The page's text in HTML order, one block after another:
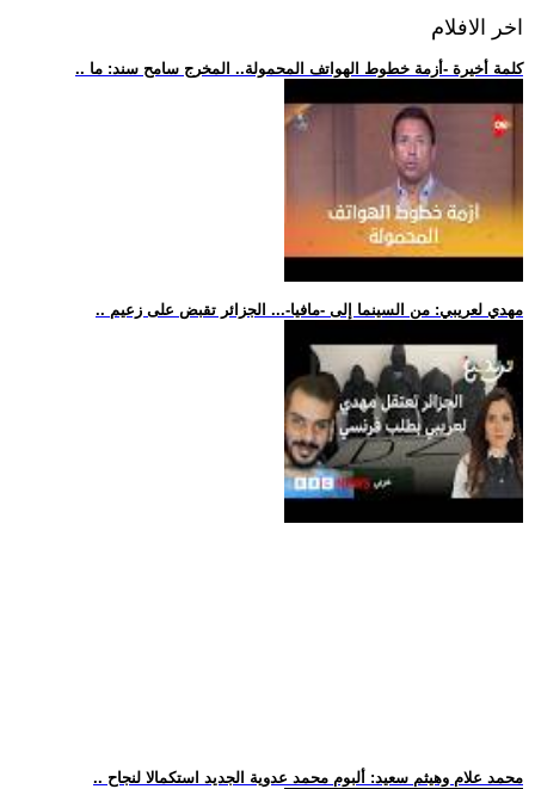
اخر الافلام
.. كلمة أخيرة -أزمة خطوط الهواتف المحمولة.. المخرج سامح سند: ما
.. مهدي لعريبي: من السينما إلى -مافيا-... الجزائر تقبض على زعيم
.. محمد علام وهيثم سعيد: ألبوم محمد عدوية الجديد استكمالا لنجاح